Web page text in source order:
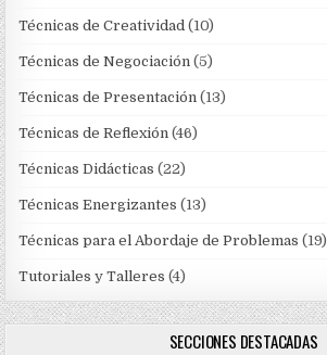
Técnicas de Creatividad (10)
Técnicas de Negociación (5)
Técnicas de Presentación (13)
Técnicas de Reflexión (46)
Técnicas Didácticas (22)
Técnicas Energizantes (13)
Técnicas para el Abordaje de Problemas (19)
Tutoriales y Talleres (4)
SECCIONES DESTACADAS